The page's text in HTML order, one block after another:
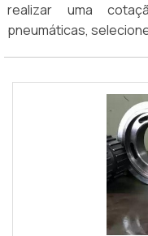
realizar uma
pneumáticas,